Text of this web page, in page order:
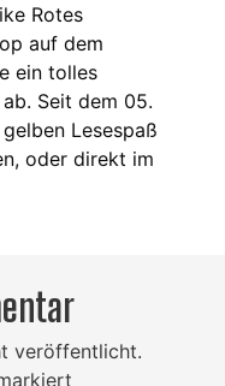
Rotes
auf dem
ein tolles
Seit dem 05.
Lesespaß
oder direkt im
veröffentlicht.